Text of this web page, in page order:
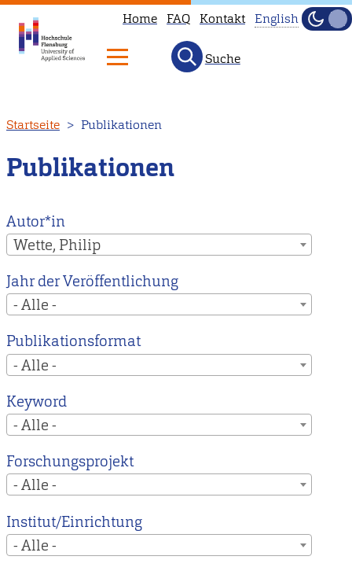
zum
Inhalt
Home FAQ Kontakt
to
our
main
instead.
English
Hell
Suche
Startseite Publikationen
Publikationen
Autor*in
Wette, Philip
Jahr der Veröffentlichung
- Alle -
Publikationsformat
- Alle -
Keyword
- Alle -
Forschungsprojekt
- Alle -
Institut/Einrichtung
- Alle -